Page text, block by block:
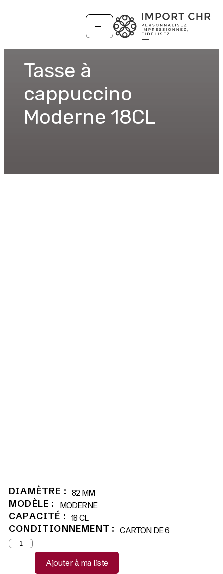
Tasse à
cappuccino
Moderne 18CL
DIAMÈTRE : 82 MM
MODÈLE : MODERNE
CAPACITÉ : 18 CL
CONDITIONNEMENT : CARTON DE 6
Ajouter à ma liste